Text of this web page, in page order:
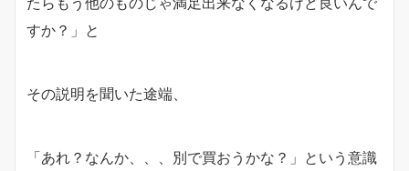
たらもう他のものじゃ満足出来なくなるけど良いんで
すか？」と
その説明を聞いた途端、
「あれ？なんか、、、別で買おうかな？」という意識